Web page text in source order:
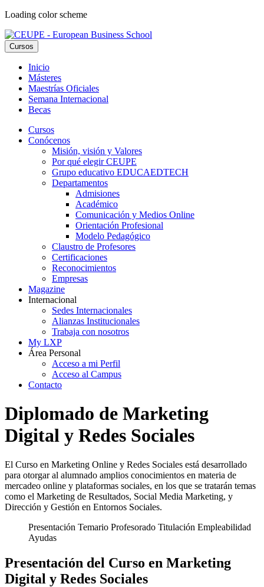
Loading color scheme
Cursos
Inicio
Másteres
Maestrías Oficiales
Semana Internacional
Becas
Cursos
Conócenos
Misión, visión y Valores
Por qué elegir CEUPE
Grupo educativo EDUCAEDTECH
Departamentos
Admisiones
Académico
Comunicación y Medios Online
Orientación Profesional
Modelo Pedagógico
Claustro de Profesores
Certificaciones
Reconocimientos
Empresas
Magazine
Internacional
Sedes Internacionales
Alianzas Institucionales
Trabaja con nosotros
My LXP
Área Personal
Acceso a mi Perfil
Acceso al Campus
Contacto
Diplomado de Marketing
Digital y Redes Sociales
El Curso en Marketing Online y Redes Sociales está desarrollado
para otorgar al alumnado amplios conocimientos en materia de
mercadeo online y plataformas sociales, en los que se tratarán temas
como el Marketing de Resultados, Social Media Marketing, y
Dirección y Gestión en Entornos Sociales.
Presentación Temario Profesorado Titulación Empleabilidad
Ayudas
Presentación del Curso en Marketing
Digital y Redes Sociales